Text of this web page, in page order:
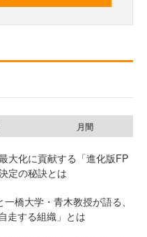
月間
大化に貢献する「進化版FP
定の秘訣とは
橋大学・青木教授が語る、
走する組織」とは